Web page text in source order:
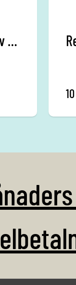
Reservdel - Alukov - Lock M6
10